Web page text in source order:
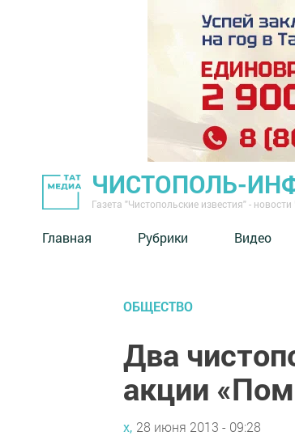
ЧИСТОПОЛЬ-
Газета "Чистопольские известия" -
Главная Рубрики Видео
ОБЩЕСТВО
Два
акции
х, 28 июня 2013 - 09:28